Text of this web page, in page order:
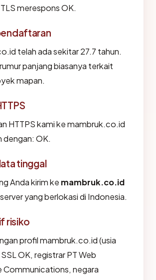
merespons OK.
telah ada sekitar 27.7 tahun.
panjang biasanya terkait
mapan.
HTTPS kami ke mambruk.co.id
dengan: OK.
tinggal
Anda kirim ke mambruk.co.id
yang berlokasi di Indonesia.
risiko
profil mambruk.co.id (usia
OK, registrar PT Web
negara